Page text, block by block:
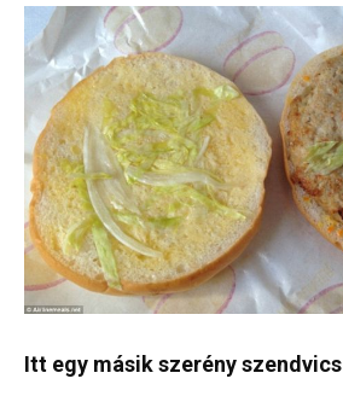
Itt egy másik szerény szendvics